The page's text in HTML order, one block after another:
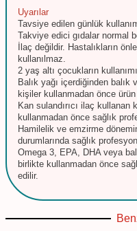
Uyarılar
Tavsiye edilen günlük
Takviye edici gıdalar normal
İlaç değildir. Hastalıkların
kullanılmaz.
2 yaş altı çocukların
Balık yağı içerdiğinden
kişiler kullanmadan önce
Kan sulandırıcı ilaç
kullanmadan önce sağlık
Hamilelik ve emzirme
durumlarında sağlık
Omega 3, EPA, DHA veya
birlikte kullanmadan önce
edilir.